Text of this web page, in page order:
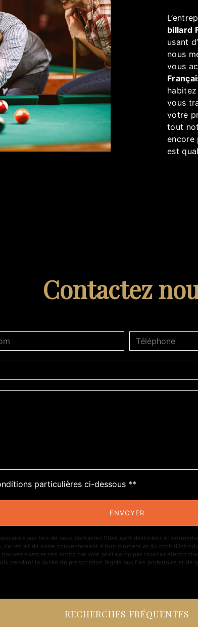
des cookies
billard
usant
nous
vous
habitez
vous
votre
tout
encore
est
Contactez
particulières ci-dessous **
ENVOYER
aux fins de vous contacter. Elles sont destinées à
de retrait de votre consentement à tout moment et du droit
pouvez exercer ces droits par voie postale ou par courrier
pendant la durée de prescription légale aux fins probatoire et de
RECHERCHES FRÉQUENTES